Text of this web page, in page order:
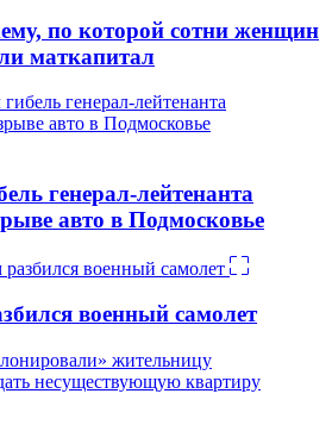
по которой сотни женщин
маткапитал
генерал-лейтенанта
авто в Подмосковье
военный самолет